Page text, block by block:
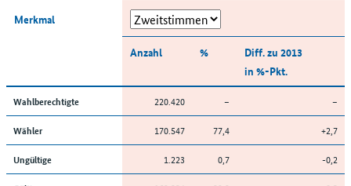
Merkmal
Anzahl %
Diff. zu 2013
in %-Pkt.
Wahlberechtigte 220.420 – –
Wähler 170.547 77,4 +2,7
Ungültige 1.223 0,7 -0,2